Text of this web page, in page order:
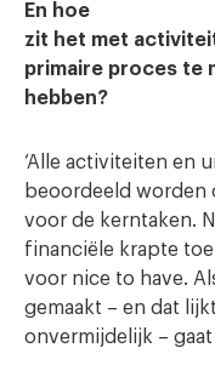
En hoe
zit het met
primaire proces te
hebben?
‘Alle activiteiten en
beoordeeld worden
voor de kerntaken.
financiële krapte
voor nice to have.
gemaakt – en dat lijkt
onvermijdelijk –